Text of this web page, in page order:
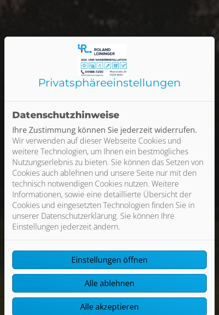
Privatsphäre­einstellungen
Datenschutzhinweise
Ihre Zustimmung können Sie jederzeit widerrufen.
Wir verwenden auf dieser Webseite Cookies und
weitere Technologien, um Ihnen ein bestmögliches
Nutzungserlebnis zu bieten. Sie können das Setzen von
Cookies auch ablehnen und unsere Seite nur mit den
technisch notwendigen Cookies nutzen. Weitere
Informationen, sowie eine detaillierte Übersicht der
Cookies und eingesetzten Technologien finden Sie in
unserer Datenschutzerklärung. Sie können Ihre
Einstellungen jederzeit ändern.
Einstellungen öffnen
Alle ablehnen
Alle akzeptieren